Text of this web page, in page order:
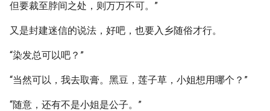
但要裁至脖间之处，则万万不可。”
又是封建迷信的说法，好吧，也要入乡随俗才行。
“染发总可以吧？”
“当然可以，我去取膏。黑豆，莲子草，小姐想用哪个？”
“随意，还有不是小姐是公子。”